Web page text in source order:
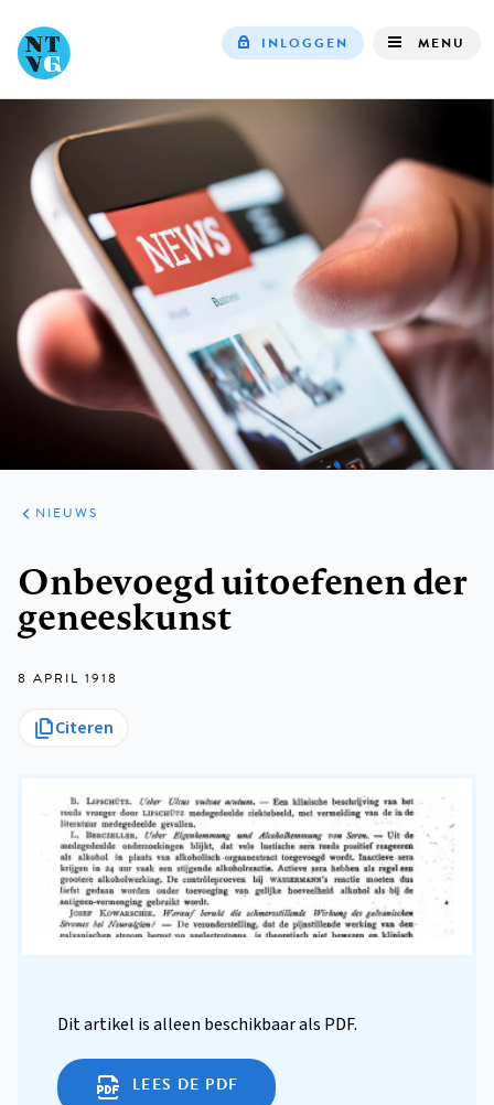
INLOGGEN MENU
ARTIKELEN
HET
KORT
NIEUWS
Onbevoegd uitoefenen der
geneeskunst
8 APRIL 1918
Citeren
Dit artikel is alleen beschikbaar als PDF.
LEES DE PDF